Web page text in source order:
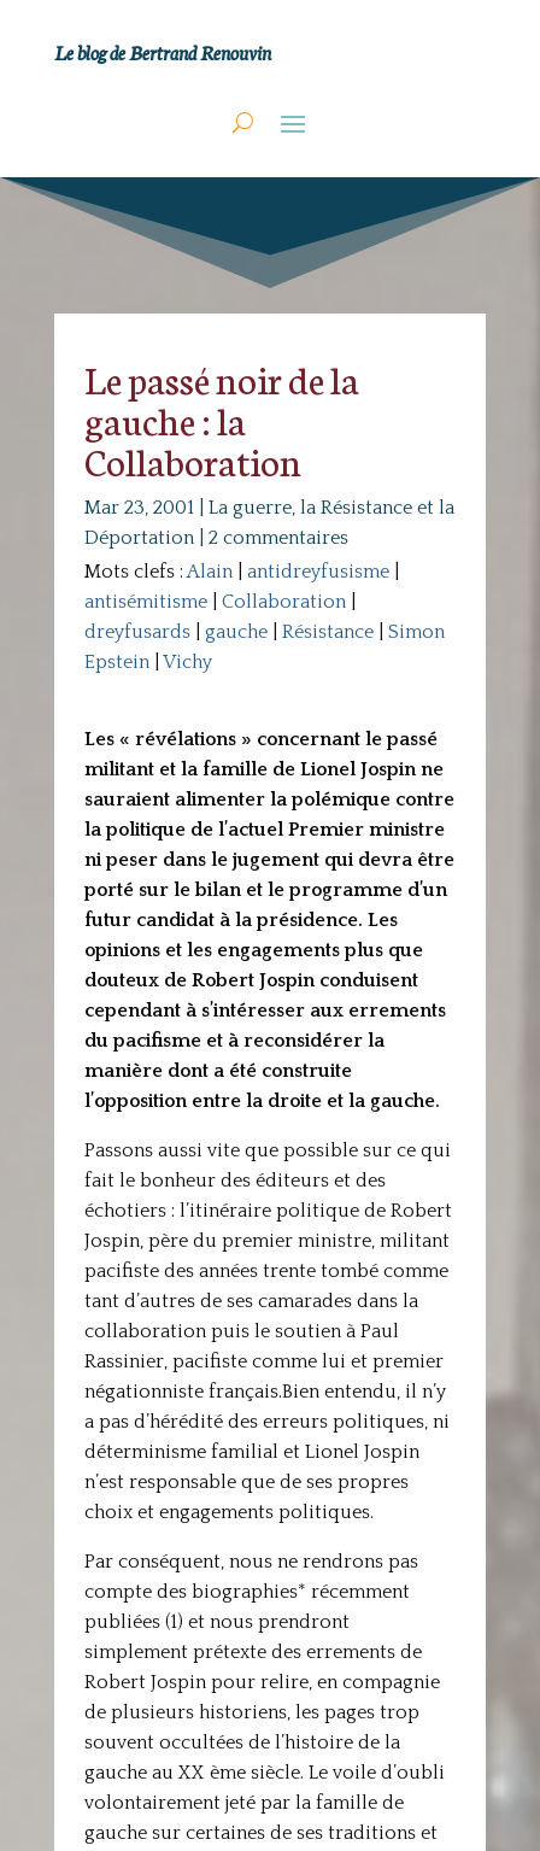
Le blog de Bertrand Renouvin
Le passé noir de la
gauche : la
Collaboration
Mar 23, 2001| La guerre, la Résistance et la
Déportation| 2 commentaires
Mots clefs :Alain| antidreyfusisme|
antisémitisme| Collaboration|
dreyfusards| gauche| Résistance| Simon
Epstein| Vichy
Les « révélations » concernant le passé
militant et la famille de Lionel Jospin ne
sauraient alimenter la polémique contre
la politique de l’actuel Premier ministre
ni peser dans le jugement qui devra être
porté sur le bilan et le programme d’un
futur candidat à la présidence. Les
opinions et les engagements plus que
douteux de Robert Jospin conduisent
cependant à s’intéresser aux errements
du pacifisme et à reconsidérer la
manière dont a été construite
l’opposition entre la droite et la gauche.
Passons aussi vite que possible sur ce qui
fait le bonheur des éditeurs et des
échotiers : l’itinéraire politique de Robert
Jospin, père du premier ministre, militant
pacifiste des années trente tombé comme
tant d’autres de ses camarades dans la
collaboration puis le soutien à Paul
Rassinier, pacifiste comme lui et premier
négationniste français.Bien entendu, il n’y
a pas d’hérédité des erreurs politiques, ni
déterminisme familial et Lionel Jospin
n’est responsable que de ses propres
choix et engagements politiques.
Par conséquent, nous ne rendrons pas
compte des biographies* récemment
publiées (1) et nous prendront
simplement prétexte des errements de
Robert Jospin pour relire, en compagnie
de plusieurs historiens, les pages trop
souvent occultées de l’histoire de la
gauche au XX ème siècle. Le voile d’oubli
volontairement jeté par la famille de
gauche sur certaines de ses traditions et